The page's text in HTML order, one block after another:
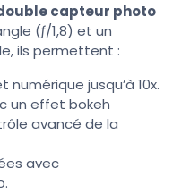
capteur photo
(ƒ/1,8) et un
ils permettent :
numérique jusqu’à 10x.
un effet bokeh
avancé de la
avec